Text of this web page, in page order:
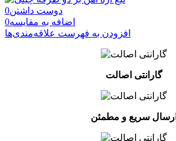
دوست داشتن0
اضافه به مقایسه0
افزودن به فهرست علاقه‌مندی‌ها
گارانتی اصالت
ارسال سریع و مطمئن